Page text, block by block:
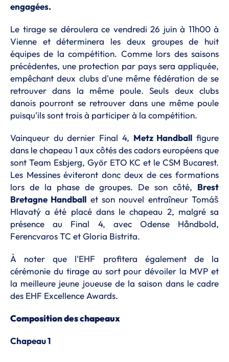
engagées.
Le tirage se déroulera ce vendredi 26 juin à 11h00 à
Vienne et déterminera les deux groupes de huit
équipes de la compétition. Comme lors des saisons
précédentes, une protection par pays sera appliquée,
empêchant deux clubs d'une même fédération de se
retrouver dans la même poule. Seuls deux clubs
danois pourront se retrouver dans une même poule
puisqu'ils sont trois à participer à la compétition.
Vainqueur du dernier Final 4, Metz Handball figure
dans le chapeau 1 aux côtés des cadors européens que
sont Team Esbjerg, Györ ETO KC et le CSM Bucarest.
Les Messines éviteront donc deux de ces formations
lors de la phase de groupes. De son côté, Brest
Bretagne Handball et son nouvel entraîneur Tomáš
Hlavatý a été placé dans le chapeau 2, malgré sa
présence au Final 4, avec Odense Håndbold,
Ferencvaros TC et Gloria Bistrita.
À noter que l'EHF profitera également de la
cérémonie du tirage au sort pour dévoiler la MVP et
la meilleure jeune joueuse de la saison dans le cadre
des EHF Excellence Awards.
Composition des chapeaux
Chapeau 1